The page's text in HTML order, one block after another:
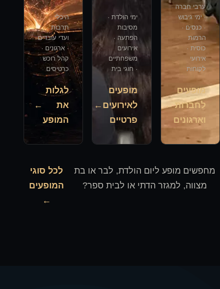
ערבי חברה
· ימי גיבוש
· כנסים ·
הרמות
כוסית ·
אירועי
לקוחות
מופעים
לחברות
וארגונים
←
ימי הולדת ·
מסיבות
הפתעה ·
אירועים
משפחתיים
· חוגי בית
מופעים
לאירועים
פרטיים
←
היכלי
תרבות ·
ועדי עובדים
· ארגונים ·
קהל רוכש
כרטיסים
לגלות
את
המופע
←
מחפשים מופע ליום הולדת, לבר או בת
מצווה, למגזר הדתי או לבית ספר?
לכל סוגי
המופעים
←